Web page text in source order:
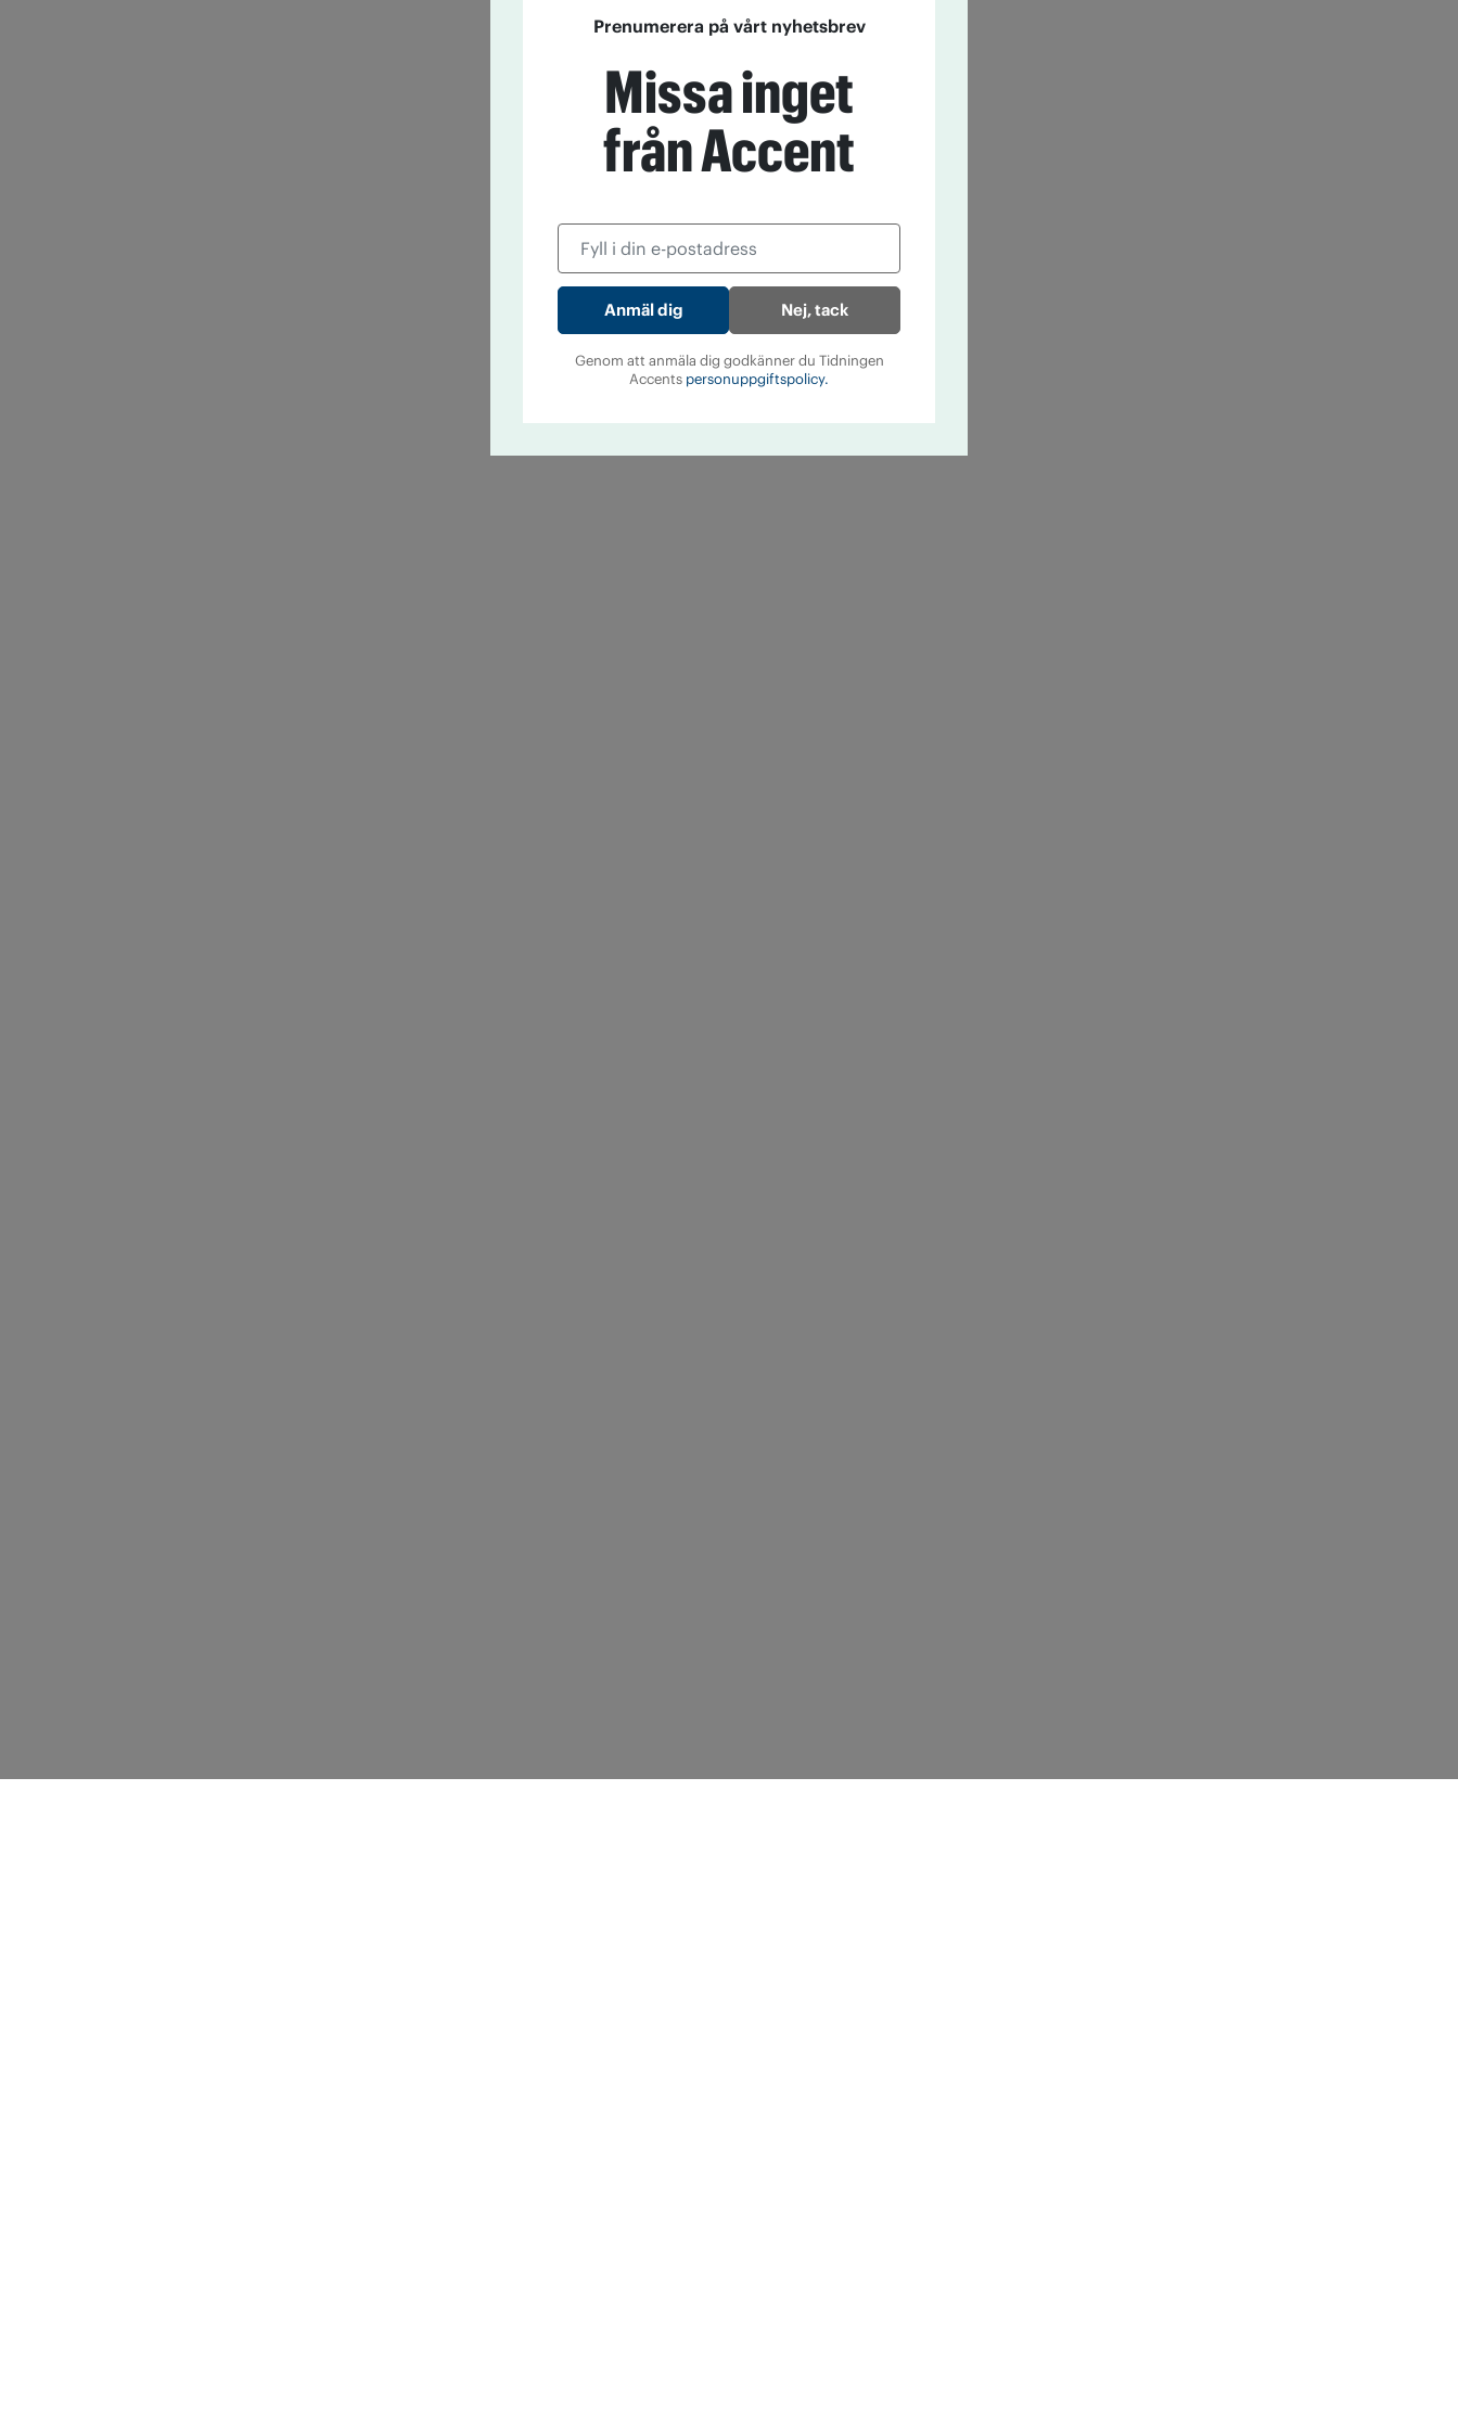
Prenumerera på vårt nyhetsbrev
Missa inget
från Accent
Nej, tack
Genom att anmäla dig godkänner du Tidningen
Accents personuppgiftspolicy.